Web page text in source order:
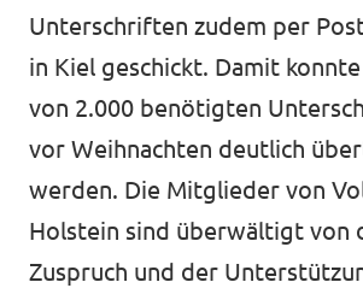
Unterschriften zudem per
in Kiel geschickt. Damit
von 2.000 benötigten
vor Weihnachten deutlich
werden. Die Mitglieder von
Holstein sind überwältigt von
Zuspruch und der